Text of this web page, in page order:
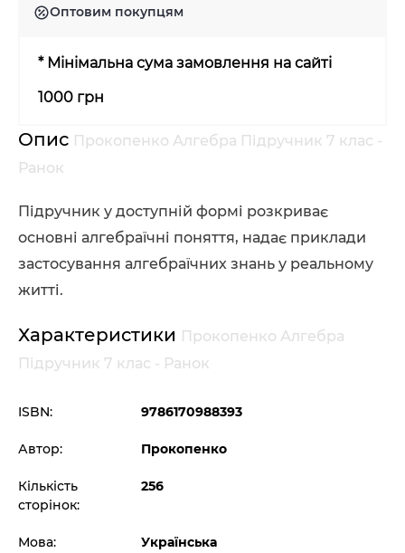
Оптовим покупцям
* Мінімальна сума замовлення на сайті
1000 грн
Опис Прокопенко Алгебра Підручник 7 клас -
Ранок
Підручник у доступній формі розкриває
основні алгебраїчні поняття, надає приклади
застосування алгебраїчних знань у реальному
житті.
Характеристики Прокопенко Алгебра
Підручник 7 клас - Ранок
ISBN: 9786170988393
Автор: Прокопенко
Кількість
сторінок:
256
Мова: Українська